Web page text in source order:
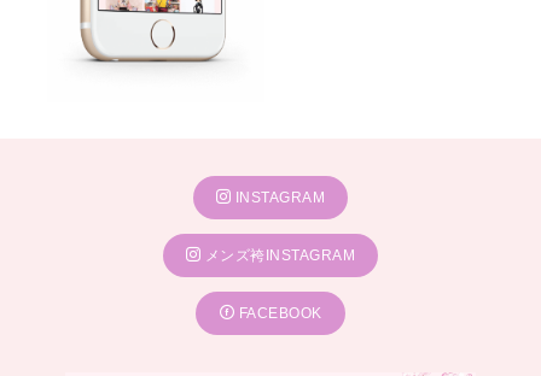
INSTAGRAM
メンズ袴INSTAGRAM
FACEBOOK